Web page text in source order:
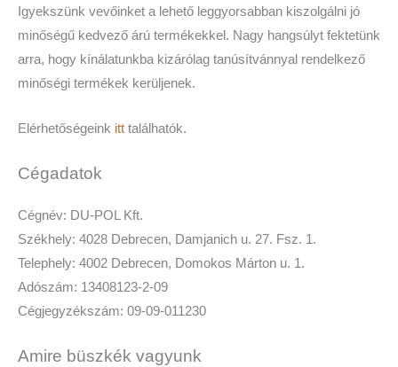
Igyekszünk vevőinket a lehető leggyorsabban kiszolgálni jó
minőségű kedvező árú termékekkel. Nagy hangsúlyt fektetünk
arra, hogy kínálatunkba kizárólag tanúsítvánnyal rendelkező
minőségi termékek kerüljenek.
Elérhetőségeink itt találhatók.
Cégadatok
Cégnév: DU-POL Kft.
Székhely: 4028 Debrecen, Damjanich u. 27. Fsz. 1.
Telephely: 4002 Debrecen, Domokos Márton u. 1.
Adószám: 13408123-2-09
Cégjegyzékszám: 09-09-011230
Amire büszkék vagyunk